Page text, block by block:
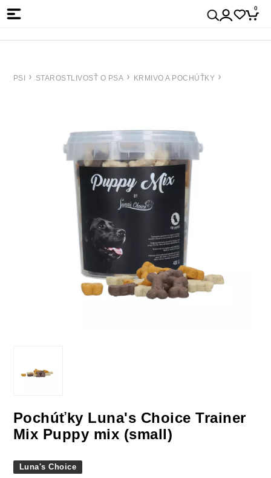
0
PSI STAROSTLIVOSŤ O PSA KRMIVO A POCHÚŤKY
Pochúťky Luna's Choice Trainer
Mix Puppy mix (small)
Luna's Choice